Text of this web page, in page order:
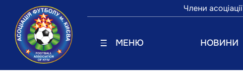
Члени асоціації
МЕНЮ НОВИНИ